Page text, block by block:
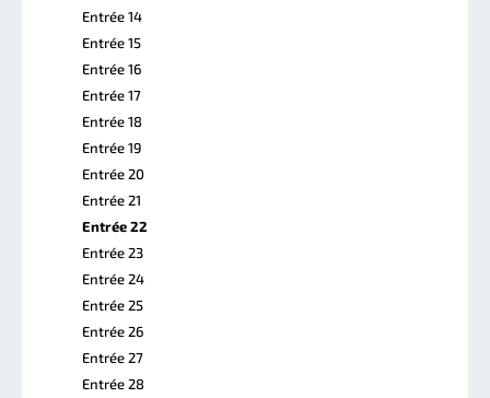
Entrée 14
Entrée 15
Entrée 16
Entrée 17
Entrée 18
Entrée 19
Entrée 20
Entrée 21
Entrée 22
Entrée 23
Entrée 24
Entrée 25
Entrée 26
Entrée 27
Entrée 28